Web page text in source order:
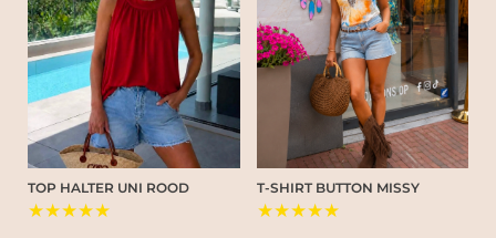
TOP HALTER UNI ROOD
★★★★★
T-SHIRT BUTTON MISSY
★★★★★